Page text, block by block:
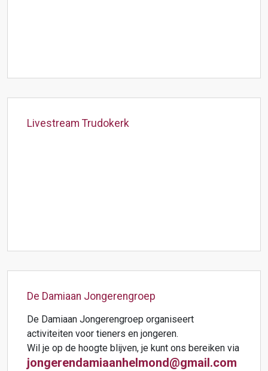
Livestream Trudokerk
De Damiaan Jongerengroep
De Damiaan Jongerengroep organiseert
activiteiten voor tieners en jongeren.
Wil je op de hoogte blijven, je kunt ons bereiken via
jongerendamiaanhelmond@gmail.com